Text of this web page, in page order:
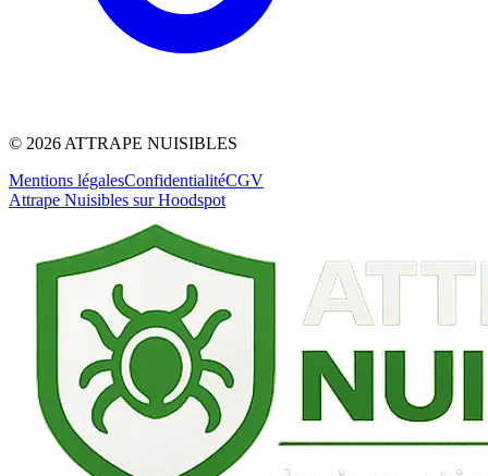
© 2026 ATTRAPE NUISIBLES
Mentions légalesConfidentialitéCGV
Attrape Nuisibles sur Hoodspot